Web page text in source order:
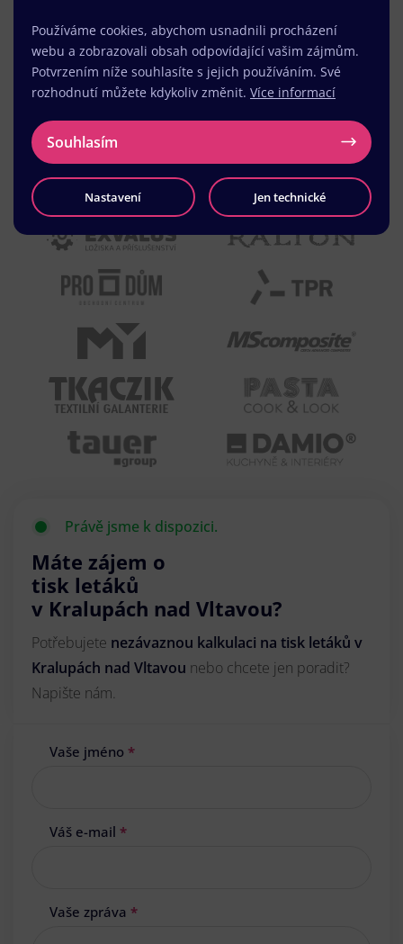
Právě jsme k dispozici.
Máte zájem o
tisk letáků
v Kralupách nad Vltavou?
Potřebujete nezávaznou kalkulaci na tisk letáků v
Kralupách nad Vltavou nebo chcete jen poradit?
Napište nám.
Vaše jméno *
Váš e-mail *
Vaše zpráva *
Používáme cookies, abychom usnadnili procházení
webu a zobrazovali obsah odpovídající vašim zájmům.
Potvrzením níže souhlasíte s jejich používáním. Své
rozhodnutí můžete kdykoliv změnit. Více informací
Souhlasím
Nastavení Jen technické